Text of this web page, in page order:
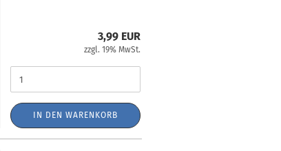
3,99 EUR
zzgl. 19% MwSt.
IN DEN WARENKORB